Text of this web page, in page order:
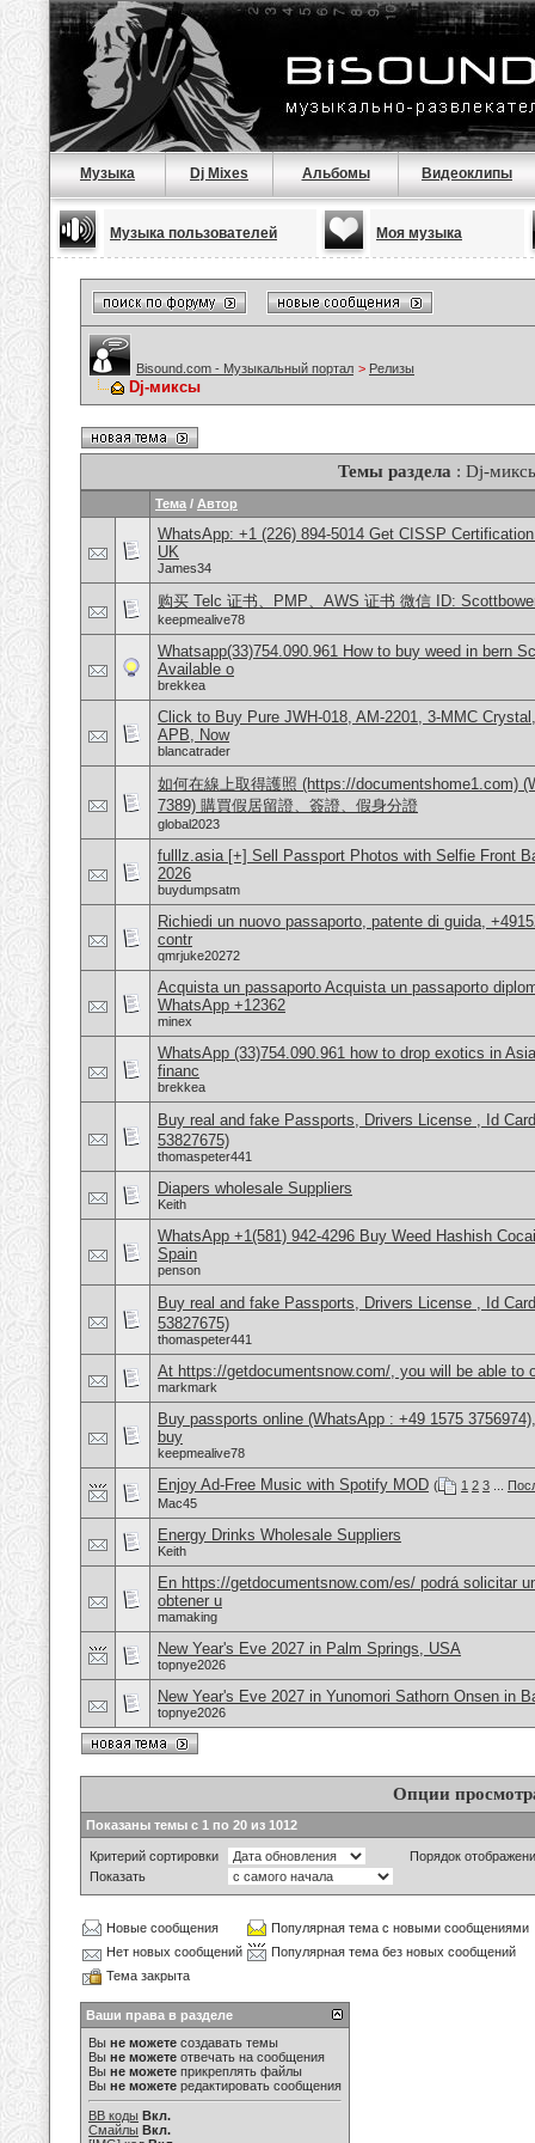
Музыка Dj Mixes Альбомы Видеоклипы
Музыка пользователей Моя музыка
Bisound.com - Музыкальный портал > Релизы
Dj-миксы
Темы раздела : Dj-
Тема / Автор
WhatsApp: +1 (226) 894-5014​ Get CISSP
UK
James34
购买 Telc 证书、PMP、AWS 证书 微信 ID:
keepmealive78
Whatsapp(33)754.090.961 How to buy weed in bern
Available o
brekkea
Click to Buy Pure JWH-018, AM-2201, 3-MMC
APB, Now
blancatrader
如何在線上取得護照 (https://documentshome1.com)
7389) 購買假居留證、簽證、假身分證
global2023
fulllz.asia [+] Sell Passport Photos with Selfie Front
2026
buydumpsatm
Richiedi un nuovo passaporto, patente di guida,
contr
qmrjuke20272
Acquista un passaporto Acquista un passaporto
WhatsApp +12362
minex
WhatsApp (33)754.090.961 how to drop exotics in
financ
brekkea
Buy real and fake Passports, Drivers License , Id
53827675)
thomaspeter441
Diapers wholesale Suppliers
Keith
WhatsApp +1(581) 942-4296 Buy Weed Hashish
Spain
penson
Buy real and fake Passports, Drivers License , Id
53827675)
thomaspeter441
At https://getdocumentsnow.com/, you will be able to
markmark
Buy passports online (WhatsApp : +49 1575
buy
keepmealive78
Enjoy Ad-Free Music with Spotify MOD ( 1 2 3
Mac45
Energy Drinks Wholesale Suppliers
Keith
En https://getdocumentsnow.com/es/ podrá solicitar
obtener u
mamaking
New Year's Eve 2027 in Palm Springs, USA
topnye2026
New Year's Eve 2027 in Yunomori Sathorn Onsen in
topnye2026
Опции
Показаны темы с 1 по 20 из 1012
Критерий сортировки
Порядок
Показать
Новые сообщения
Популярная тема с новыми сообщениями
Нет новых сообщений
Популярная тема без новых сообщений
Тема закрыта
Ваши права в разделе
Вы не можете создавать темы
Вы не можете отвечать на сообщения
Вы не можете прикреплять файлы
Вы не можете редактировать сообщения
BB коды Вкл.
Смайлы Вкл.